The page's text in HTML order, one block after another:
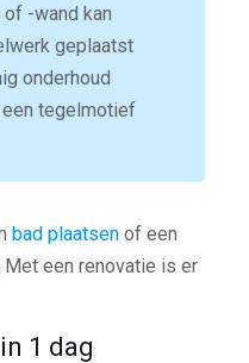
-wand kan
geplaatst
onderhoud
tegelmotief
bad plaatsenof een
Met een renovatie is er
1 dag